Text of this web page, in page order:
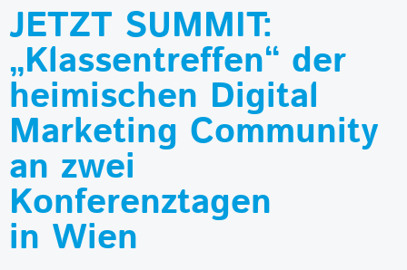
JETZT SUMMIT:
„Klassentreffen“ der
heimischen Digital
Marketing Community
an zwei
Konferenztagen
in Wien